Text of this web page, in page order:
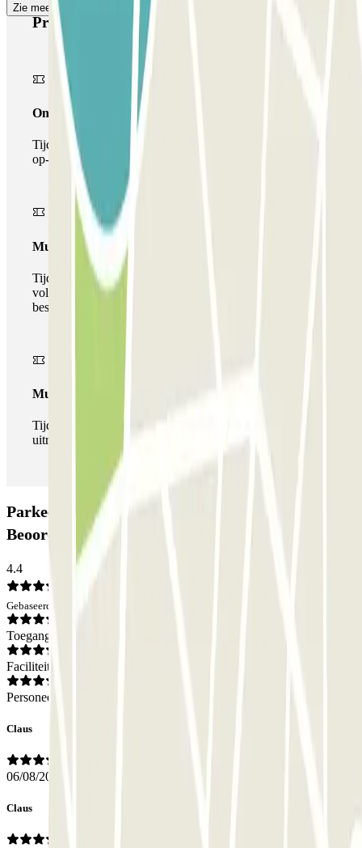
Zie meer
Producten van Parclick
Onepass
Tijdens je verblijf kun je de parkeerplaats maar één keer
op- en afrijden.
Multiparking pass
Tijdens uw verblijf kunt u gebruik maken van het
volledige netwerk van parkeergarages van deze operator,
beschikbaar bij Parclick.
Multipass
Tijdens je verblijf kun je de parkeerplaats zo vaak in- en
uitrijden als je wilt.
Parkeergarage SABA Cola di Rienzo:
Beoordelingen
4.4
Gebaseerd op 239 meningen
Toegang
Faciliteiten
Personeel
Claus
06/08/2026
Claus